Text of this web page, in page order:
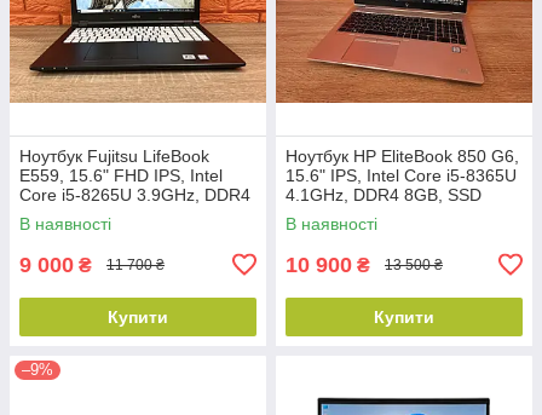
Ноутбук Fujitsu LifeBook
E559, 15.6" FHD IPS, Intel
Core i5-8265U 3.9GHz, DDR4
8ГБ, SSD 128ГБ, Win11 Pro,
Клас В
В наявності
9 000 ₴ 11 700 ₴
Купити
Ноутбук HP EliteBook 850 G6,
15.6" IPS, Intel Core i5-8365U
4.1GHz, DDR4 8GB, SSD
128GB, Win 10, клас В
В наявності
10 900 ₴ 13 500 ₴
Купити
–9%